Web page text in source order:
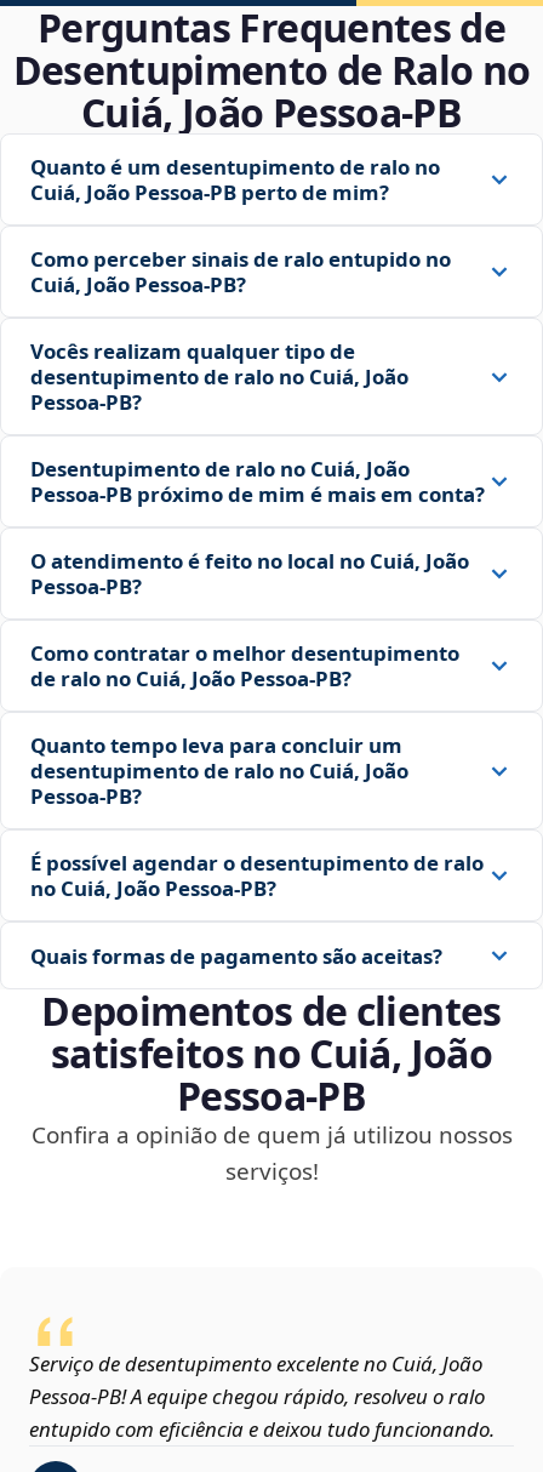
Perguntas Frequentes de
Desentupimento de Ralo no
Cuiá, João Pessoa‑PB
Quanto é um desentupimento de ralo no
Cuiá, João Pessoa‑PB perto de mim?
Como perceber sinais de ralo entupido no
Cuiá, João Pessoa‑PB?
Vocês realizam qualquer tipo de
desentupimento de ralo no Cuiá, João
Pessoa‑PB?
Desentupimento de ralo no Cuiá, João
Pessoa‑PB próximo de mim é mais em conta?
O atendimento é feito no local no Cuiá, João
Pessoa‑PB?
Como contratar o melhor desentupimento
de ralo no Cuiá, João Pessoa‑PB?
Quanto tempo leva para concluir um
desentupimento de ralo no Cuiá, João
Pessoa‑PB?
É possível agendar o desentupimento de ralo
no Cuiá, João Pessoa‑PB?
Quais formas de pagamento são aceitas?
Depoimentos de clientes
satisfeitos no Cuiá, João
Pessoa‑PB
Confira a opinião de quem já utilizou nossos
serviços!
Serviço de desentupimento excelente no Cuiá, João
Pessoa‑PB! A equipe chegou rápido, resolveu o ralo
entupido com eficiência e deixou tudo funcionando.